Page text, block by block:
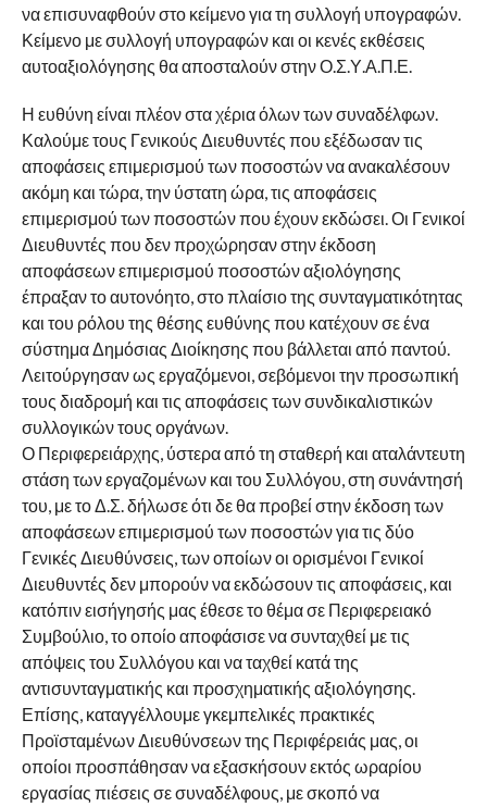
να επισυναφθούν στο κείμενο για τη συλλογή υπογραφών.
Κείμενο με συλλογή υπογραφών και οι κενές εκθέσεις
αυτοαξιολόγησης θα αποσταλούν στην Ο.Σ.Υ.Α.Π.Ε.
Η ευθύνη είναι πλέον στα χέρια όλων των συναδέλφων.
Καλούμε τους Γενικούς Διευθυντές που εξέδωσαν τις
αποφάσεις επιμερισμού των ποσοστών να ανακαλέσουν
ακόμη και τώρα, την ύστατη ώρα, τις αποφάσεις
επιμερισμού των ποσοστών που έχουν εκδώσει. Οι Γενικοί
Διευθυντές που δεν προχώρησαν στην έκδοση
αποφάσεων επιμερισμού ποσοστών αξιολόγησης
έπραξαν το αυτονόητο, στο πλαίσιο της συνταγματικότητας
και του ρόλου της θέσης ευθύνης που κατέχουν σε ένα
σύστημα Δημόσιας Διοίκησης που βάλλεται από παντού.
Λειτούργησαν ως εργαζόμενοι, σεβόμενοι την προσωπική
τους διαδρομή και τις αποφάσεις των συνδικαλιστικών
συλλογικών τους οργάνων.
Ο Περιφερειάρχης, ύστερα από τη σταθερή και αταλάντευτη
στάση των εργαζομένων και του Συλλόγου, στη συνάντησή
του, με το Δ.Σ. δήλωσε ότι δε θα προβεί στην έκδοση των
αποφάσεων επιμερισμού των ποσοστών για τις δύο
Γενικές Διευθύνσεις, των οποίων οι ορισμένοι Γενικοί
Διευθυντές δεν μπορούν να εκδώσουν τις αποφάσεις, και
κατόπιν εισήγησής μας έθεσε το θέμα σε Περιφερειακό
Συμβούλιο, το οποίο αποφάσισε να συνταχθεί με τις
απόψεις του Συλλόγου και να ταχθεί κατά της
αντισυνταγματικής και προσχηματικής αξιολόγησης.
Επίσης, καταγγέλλουμε γκεμπελικές πρακτικές
Προϊσταμένων Διευθύνσεων της Περιφέρειάς μας, οι
οποίοι προσπάθησαν να εξασκήσουν εκτός ωραρίου
εργασίας πιέσεις σε συναδέλφους, με σκοπό να